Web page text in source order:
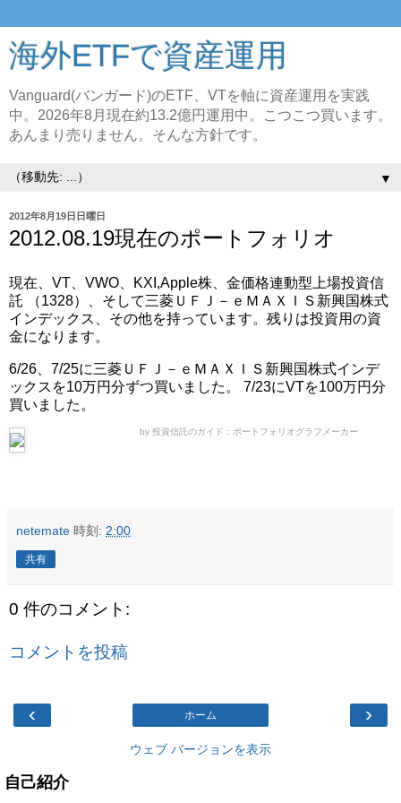
海外ETFで資産運用
Vanguard(バンガード)のETF、VTを軸に資産運用を実践
中。2026年8月現在約13.2億円運用中。こつこつ買います。
あんまり売りません。そんな方針です。
▼
2012年8月19日日曜日
2012.08.19現在のポートフォリオ
現在、VT、VWO、KXI,Apple株、金価格連動型上場投資信
託 （1328）、そして三菱ＵＦＪ－ｅＭＡＸＩＳ新興国株式
インデックス、その他を持っています。残りは投資用の資
金になります。
6/26、7/25に三菱ＵＦＪ－ｅＭＡＸＩＳ新興国株式インデ
ックスを10万円分ずつ買いました。 7/23にVTを100万円分
買いました。
by 投資信託のガイド：ポートフォリオグラフメーカー
netemate 時刻: 2:00
共有
0 件のコメント:
コメントを投稿
‹ ›
ホーム
ウェブ バージョンを表示
自己紹介